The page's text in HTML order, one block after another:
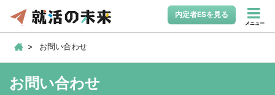
内定者ESを見る
メニュー
お問い合わせ
お問い合わせ